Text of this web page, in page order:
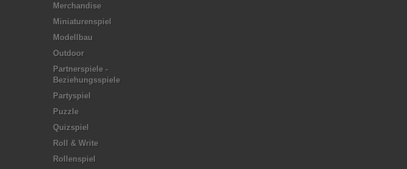
Merchandise
Miniaturenspiel
Modellbau
Outdoor
Partnerspiele -
Beziehungsspiele
Partyspiel
Puzzle
Quizspiel
Roll & Write
Rollenspiel